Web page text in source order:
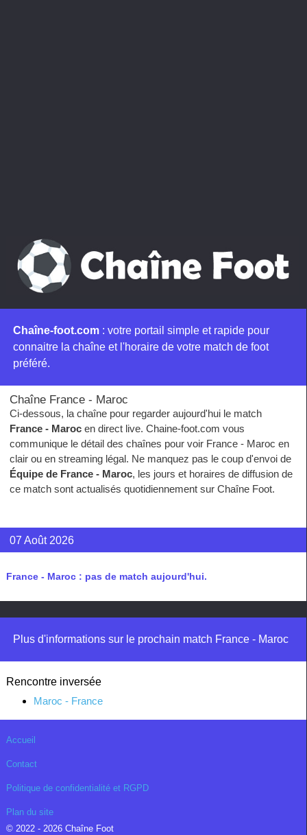
Chaîne-foot.com : votre portail simple et rapide pour
connaitre la chaîne et l'horaire de votre match de foot
préféré.
Chaîne France - Maroc
Ci-dessous, la chaîne pour regarder aujourd'hui le match
France - Maroc en direct live. Chaine-foot.com vous
communique le détail des chaînes pour voir France - Maroc en
clair ou en streaming légal. Ne manquez pas le coup d'envoi de
Équipe de France - Maroc, les jours et horaires de diffusion de
ce match sont actualisés quotidiennement sur Chaîne Foot.
07 Août 2026
France - Maroc : pas de match aujourd'hui.
Plus d'informations sur le prochain match France - Maroc
Rencontre inversée
Maroc - France
Accueil
Contact
Politique de confidentialité et RGPD
Plan du site
© 2022 - 2026 Chaîne Foot